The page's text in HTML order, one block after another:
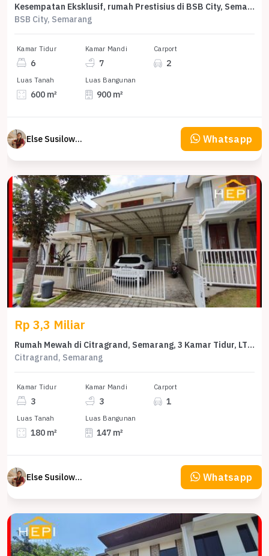
Kesempatan Eksklusif, rumah Prestisius di BSB City, Semarang, LB 900m²
BSB City, Semarang
Kamar Tidur
6
Kamar Mandi
7
Carport
2
Luas Tanah
600 m²
Luas Bangunan
900 m²
Else Susilowaty Whatsapp
Rp 3,3 Miliar
Rumah Mewah di Citragrand, Semarang, 3 Kamar Tidur, LT 180m²
Citragrand, Semarang
Kamar Tidur
3
Kamar Mandi
3
Carport
1
Luas Tanah
180 m²
Luas Bangunan
147 m²
Else Susilowaty Whatsapp